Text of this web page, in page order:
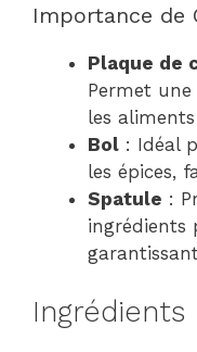
Importance de
Plaque de
Permet
les
Bol : Idéal
les épices,
Spatule :
ingrédients
Ingrédients